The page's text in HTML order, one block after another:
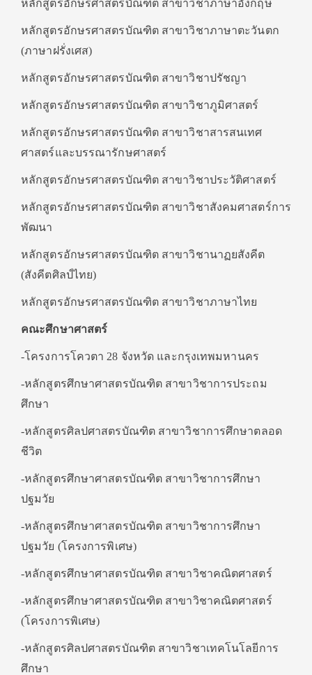
หลักสูตรอักษรศาสตรบัณฑิต สาขาวิชาภาษาอังกฤษ
หลักสูตรอักษรศาสตรบัณฑิต สาขาวิชาภาษาตะวันตก
(ภาษาฝรั่งเศส)
หลักสูตรอักษรศาสตรบัณฑิต สาขาวิชาปรัชญา
หลักสูตรอักษรศาสตรบัณฑิต สาขาวิชาภูมิศาสตร์
หลักสูตรอักษรศาสตรบัณฑิต สาขาวิชาสารสนเทศ
ศาสตร์และบรรณารักษศาสตร์
หลักสูตรอักษรศาสตรบัณฑิต สาขาวิชาประวัติศาสตร์
หลักสูตรอักษรศาสตรบัณฑิต สาขาวิชาสังคมศาสตร์การ
พัฒนา
หลักสูตรอักษรศาสตรบัณฑิต สาขาวิชานาฏยสังคีต
(สังคีตศิลป์ไทย)
หลักสูตรอักษรศาสตรบัณฑิต สาขาวิชาภาษาไทย
คณะศึกษาศาสตร์
-โครงการโควตา 28 จังหวัด และกรุงเทพมหานคร
-หลักสูตรศึกษาศาสตรบัณฑิต สาขาวิชาการประถม
ศึกษา
-หลักสูตรศิลปศาสตรบัณฑิต สาขาวิชาการศึกษาตลอด
ชีวิต
-หลักสูตรศึกษาศาสตรบัณฑิต สาขาวิชาการศึกษา
ปฐมวัย
-หลักสูตรศึกษาศาสตรบัณฑิต สาขาวิชาการศึกษา
ปฐมวัย (โครงการพิเศษ)
-หลักสูตรศึกษาศาสตรบัณฑิต สาขาวิชาคณิตศาสตร์
-หลักสูตรศึกษาศาสตรบัณฑิต สาขาวิชาคณิตศาสตร์
(โครงการพิเศษ)
-หลักสูตรศิลปศาสตรบัณฑิต สาขาวิชาเทคโนโลยีการ
ศึกษา